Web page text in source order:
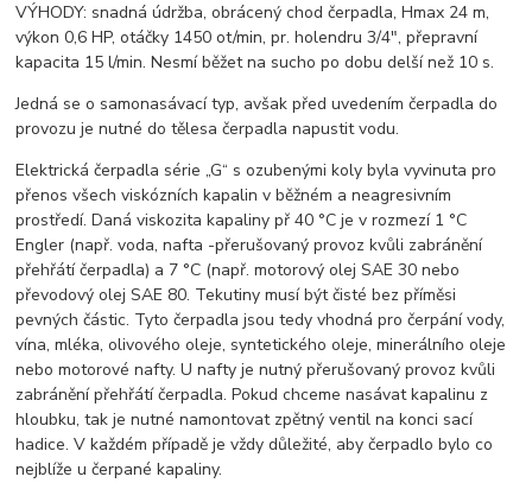
VÝHODY: snadná údržba, obrácený chod čerpadla, Hmax 24 m,
výkon 0,6 HP, otáčky 1450 ot/min, pr. holendru 3/4", přepravní
kapacita 15 l/min. Nesmí běžet na sucho po dobu delší než 10 s.
Jedná se o samonasávací typ, avšak před uvedením čerpadla do
provozu je nutné do tělesa čerpadla napustit vodu.
Elektrická čerpadla série „G“ s ozubenými koly byla vyvinuta pro
přenos všech viskózních kapalin v běžném a neagresivním
prostředí. Daná viskozita kapaliny př 40 °C je v rozmezí 1 °C
Engler (např. voda, nafta -přerušovaný provoz kvůli zabránění
přehřátí čerpadla) a 7 °C (např. motorový olej SAE 30 nebo
převodový olej SAE 80. Tekutiny musí být čisté bez příměsi
pevných částic. Tyto čerpadla jsou tedy vhodná pro čerpání vody,
vína, mléka, olivového oleje, syntetického oleje, minerálního oleje
nebo motorové nafty. U nafty je nutný přerušovaný provoz kvůli
zabránění přehřátí čerpadla. Pokud chceme nasávat kapalinu z
hloubku, tak je nutné namontovat zpětný ventil na konci sací
hadice. V každém případě je vždy důležité, aby čerpadlo bylo co
nejblíže u čerpané kapaliny.